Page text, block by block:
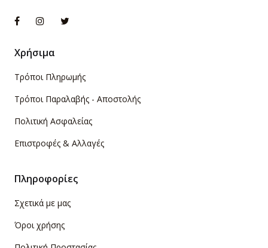
Χρήσιμα
Τρόποι Πληρωμής
Τρόποι Παραλαβής - Αποστολής
Πολιτική Ασφαλείας
Επιστροφές & Αλλαγές
Πληροφορίες
Σχετικά με μας
Όροι χρήσης